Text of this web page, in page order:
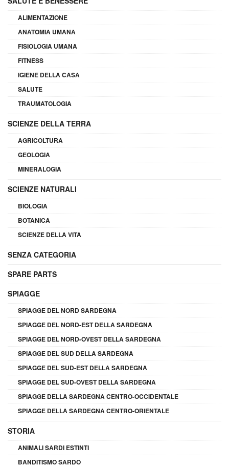
ALIMENTAZIONE
ANATOMIA UMANA
FISIOLOGIA UMANA
FITNESS
IGIENE DELLA CASA
SALUTE
TRAUMATOLOGIA
SCIENZE DELLA TERRA
AGRICOLTURA
GEOLOGIA
MINERALOGIA
SCIENZE NATURALI
BIOLOGIA
BOTANICA
SCIENZE DELLA VITA
SENZA CATEGORIA
SPARE PARTS
SPIAGGE
SPIAGGE DEL NORD SARDEGNA
SPIAGGE DEL NORD-EST DELLA SARDEGNA
SPIAGGE DEL NORD-OVEST DELLA SARDEGNA
SPIAGGE DEL SUD DELLA SARDEGNA
SPIAGGE DEL SUD-EST DELLA SARDEGNA
SPIAGGE DEL SUD-OVEST DELLA SARDEGNA
SPIAGGE DELLA SARDEGNA CENTRO-OCCIDENTALE
SPIAGGE DELLA SARDEGNA CENTRO-ORIENTALE
STORIA
ANIMALI SARDI ESTINTI
BANDITISMO SARDO